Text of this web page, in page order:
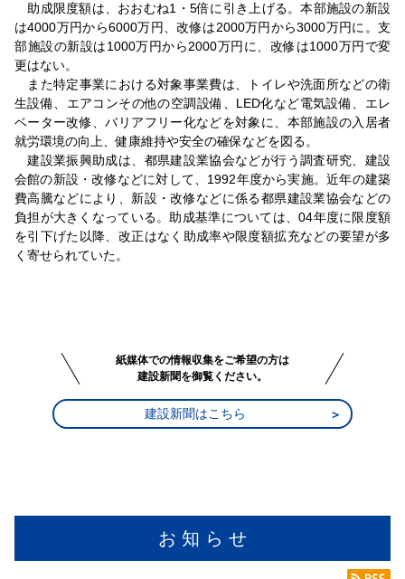
お 知 ら せ
助成限度額は、おおむね1・5倍に引き上げる。本部施設の新設
は4000万円から6000万円、改修は2000万円から3000万円に。支
部施設の新設は1000万円から2000万円に、改修は1000万円で変
更はない。
また特定事業における対象事業費は、トイレや洗面所などの衛
生設備、エアコンその他の空調設備、LED化など電気設備、エレ
ベーター改修、バリアフリー化などを対象に、本部施設の入居者
就労環境の向上、健康維持や安全の確保などを図る。
建設業振興助成は、都県建設業協会などが行う調査研究、建設
会館の新設・改修などに対して、1992年度から実施。近年の建築
費高騰などにより、新設・改修などに係る都県建設業協会などの
負担が大きくなっている。助成基準については、04年度に限度額
を引下げた以降、改正はなく助成率や限度額拡充などの要望が多
く寄せられていた。
紙媒体での情報収集をご希望の方は
建設新聞を御覧ください。
建設新聞はこちら